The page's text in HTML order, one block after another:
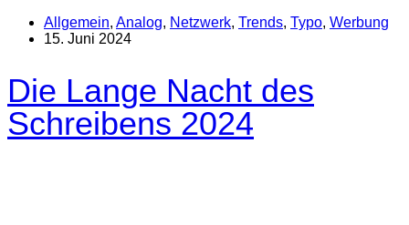
Allgemein, Analog, Netzwerk, Trends, Typo, Werbung
15. Juni 2024
Die Lange Nacht des
Schreibens 2024